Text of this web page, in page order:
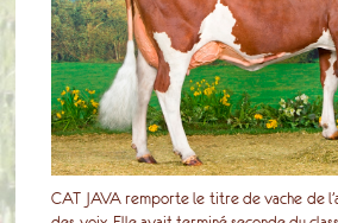
CAT JAVA remporte le titre de vache de